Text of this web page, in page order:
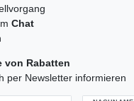
Chat
von Rabatten
per Newsletter informieren